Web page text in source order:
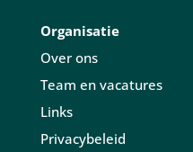
Organisatie
Over ons
Team en vacatures
Links
Privacybeleid